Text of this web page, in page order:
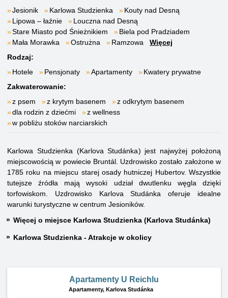
Jesionik
Karlowa Studzienka
Kouty nad Desną
Lipowa – łaźnie
Louczna nad Desną
Stare Miasto pod Śnieżnikiem
Biela pod Pradziadem
Mała Morawka
Ostrużna Ramzowa
Więcej
Rodzaj:
Hotele
Pensjonaty Apartamenty
Kwatery prywatne
Zakwaterowanie:
z psem
z krytym basenem
z odkrytym basenem
dla rodzin z dziećmi
z wellness
w pobliżu stoków narciarskich
Karlowa Studzienka (Karlova Studánka) jest najwyżej położoną
miejscowością w powiecie Bruntál. Uzdrowisko zostało założone w
1785 roku na miejscu starej osady hutniczej Hubertov. Wszystkie
tutejsze źródła mają wysoki udział dwutlenku węgla dzięki
torfowiskom. Uzdrowisko Karlova Studánka oferuje idealne
warunki turystyczne w centrum Jesioników.
Więcej o miejsce Karlowa Studzienka (Karlova Studánka)
Karlowa Studzienka - Atrakcje w okolicy
Apartamenty U Reichlu
Apartamenty, Karlova Studánka